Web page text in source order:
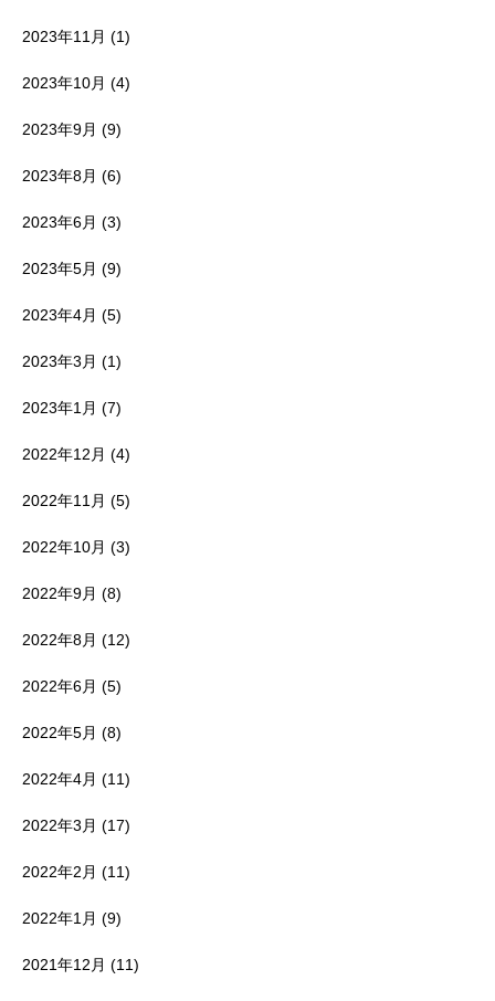
2023年11月 (1)
2023年10月 (4)
2023年9月 (9)
2023年8月 (6)
2023年6月 (3)
2023年5月 (9)
2023年4月 (5)
2023年3月 (1)
2023年1月 (7)
2022年12月 (4)
2022年11月 (5)
2022年10月 (3)
2022年9月 (8)
2022年8月 (12)
2022年6月 (5)
2022年5月 (8)
2022年4月 (11)
2022年3月 (17)
2022年2月 (11)
2022年1月 (9)
2021年12月 (11)